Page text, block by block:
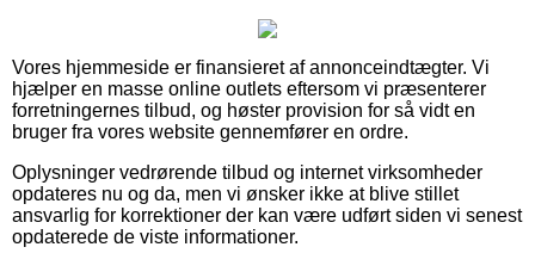
Vores hjemmeside er finansieret af annonceindtægter. Vi
hjælper en masse online outlets eftersom vi præsenterer
forretningernes tilbud, og høster provision for så vidt en
bruger fra vores website gennemfører en ordre.
Oplysninger vedrørende tilbud og internet virksomheder
opdateres nu og da, men vi ønsker ikke at blive stillet
ansvarlig for korrektioner der kan være udført siden vi senest
opdaterede de viste informationer.